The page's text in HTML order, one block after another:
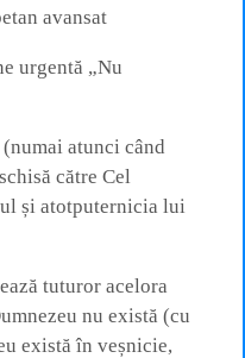
avansat
urgentă „Nu
atunci când
către Cel
și atotputernicia lui
tuturor acelora
nu există (cu
există în veșnicie,